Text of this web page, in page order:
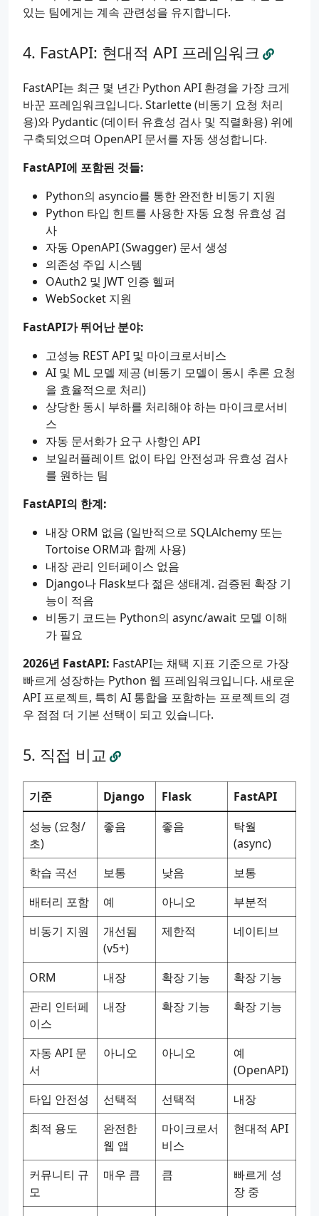
있는 팀에게는 계속 관련성을 유지합니다.
FastAPI: 현대적 API 프레임워크
FastAPI는 최근 몇 년간 Python API 환경을 가장 크게
바꾼 프레임워크입니다. Starlette (비동기 요청 처리
용)와 Pydantic (데이터 유효성 검사 및 직렬화용) 위에
구축되었으며 OpenAPI 문서를 자동 생성합니다.
FastAPI에 포함된 것들:
Python의 asyncio를 통한 완전한 비동기 지원
Python 타입 힌트를 사용한 자동 요청 유효성 검
사
자동 OpenAPI (Swagger) 문서 생성
의존성 주입 시스템
OAuth2 및 JWT 인증 헬퍼
WebSocket 지원
FastAPI가 뛰어난 분야:
고성능 REST API 및 마이크로서비스
AI 및 ML 모델 제공 (비동기 모델이 동시 추론 요청
을 효율적으로 처리)
상당한 동시 부하를 처리해야 하는 마이크로서비
스
자동 문서화가 요구 사항인 API
보일러플레이트 없이 타입 안전성과 유효성 검사
를 원하는 팀
FastAPI의 한계:
내장 ORM 없음 (일반적으로 SQLAlchemy 또는
Tortoise ORM과 함께 사용)
내장 관리 인터페이스 없음
Django나 Flask보다 젊은 생태계. 검증된 확장 기
능이 적음
비동기 코드는 Python의 async/await 모델 이해
가 필요
2026년 FastAPI: FastAPI는 채택 지표 기준으로 가장
빠르게 성장하는 Python 웹 프레임워크입니다. 새로운
API 프로젝트, 특히 AI 통합을 포함하는 프로젝트의 경
우 점점 더 기본 선택이 되고 있습니다.
직접 비교
기준 Django Flask
FastAPI
성능 (요청/
초)
좋음 좋음
탁월
(async)
학습 곡선
보통 낮음
보통
배터리 포함
예 아니오
부분적
비동기 지원
개선됨
(v5+)
제한적 네이티브
ORM 내장 확장 기능
확장 기능
관리 인터페
이스
내장 확장 기능 확장 기능
자동 API 문
서
아니오 아니오
예
(OpenAPI)
타입 안전성
선택적 선택적
내장
최적 용도
완전한
웹 앱
마이크로서
비스
현대적 API
커뮤니티 규
모
매우 큼 큼
빠르게 성
장 중